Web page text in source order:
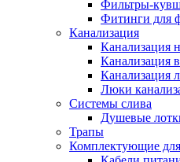
Оплата и доставка
Сервис-центр
Адреса Сервис-центров
Условия возврата товара
Фильтры-
Фитинги для
Канализация
Канализация
Канализация
Канализация
Люки
Системы слива
Душевые
Трапы
Комплектующие для